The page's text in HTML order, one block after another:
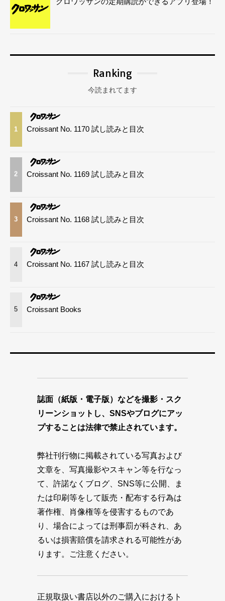
Ranking
今読まれてます
1 Croissant No. 1170 試し読みと目次
2 Croissant No. 1169 試し読みと目次
3 Croissant No. 1168 試し読みと目次
4 Croissant No. 1167 試し読みと目次
5 Croissant Books
誌面（紙版・電子版）などを撮影・スク
リーンショットし、SNSやブログにアッ
プすることは法律で禁止されています。
弊社刊行物に掲載されている写真および
文章を、写真撮影やスキャン等を行なっ
て、許諾なくブログ、SNS等に公開、ま
たは印刷等をして販売・配布する行為は
著作権、肖像権等を侵害するものであ
り、場合によっては刑事罰が科され、あ
るいは損害賠償を請求される可能性があ
ります。ご注意ください。
正規取扱い書店以外のご購入におけるト